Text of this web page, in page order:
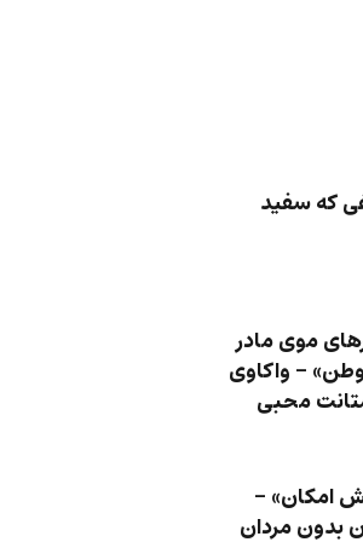
که سفید
موی مادر
– واکاوی
محبی
امکان» –
بدون مردان